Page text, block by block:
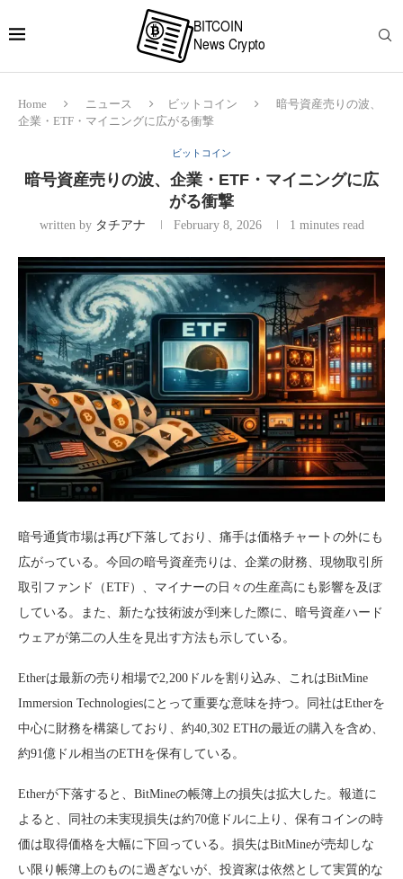
Home ニュース ビットコイン
暗号資産売りの波、
企業・ETF・マイニングに広がる衝撃
ビットコイン
暗号資産売りの波、企業・ETF・マイニングに広
がる衝撃
written by タチアナ February 8, 2026 1 minutes read
暗号通貨市場は再び下落しており、痛手は価格チャートの外にも
広がっている。今回の暗号資産売りは、企業の財務、現物取引所
取引ファンド（ETF）、マイナーの日々の生産高にも影響を及ぼ
している。また、新たな技術波が到来した際に、暗号資産ハード
ウェアが第二の人生を見出す方法も示している。
Etherは最新の売り相場で2,200ドルを割り込み、これはBitMine
Immersion Technologiesにとって重要な意味を持つ。同社はEtherを
中心に財務を構築しており、約40,302 ETHの最近の購入を含め、
約91億ドル相当のETHを保有している。
Etherが下落すると、BitMineの帳簿上の損失は拡大した。報道に
よると、同社の未実現損失は約70億ドルに上り、保有コインの時
価は取得価格を大幅に下回っている。損失はBitMineが売却しな
い限り帳簿上のものに過ぎないが、投資家は依然として実質的な